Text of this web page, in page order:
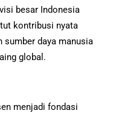
besar Indonesia
kontribusi nyata
sumber daya manusia
global.
menjadi fondasi